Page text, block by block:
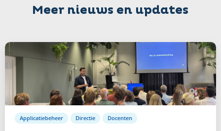
Meer nieuws en updates
Applicatiebeheer Directie Docenten
Lees
verder